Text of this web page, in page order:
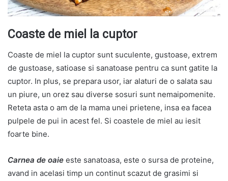
Coaste de miel la cuptor
Coaste de miel la cuptor sunt suculente, gustoase, extrem
de gustoase, satioase si sanatoase pentru ca sunt gatite la
cuptor. In plus, se prepara usor, iar alaturi de o salata sau
un piure, un orez sau diverse sosuri sunt nemaipomenite.
Reteta asta o am de la mama unei prietene, insa ea facea
pulpele de pui in acest fel. Si coastele de miel au iesit
foarte bine.
Carnea de oaie este sanatoasa, este o sursa de proteine,
avand in acelasi timp un continut scazut de grasimi si